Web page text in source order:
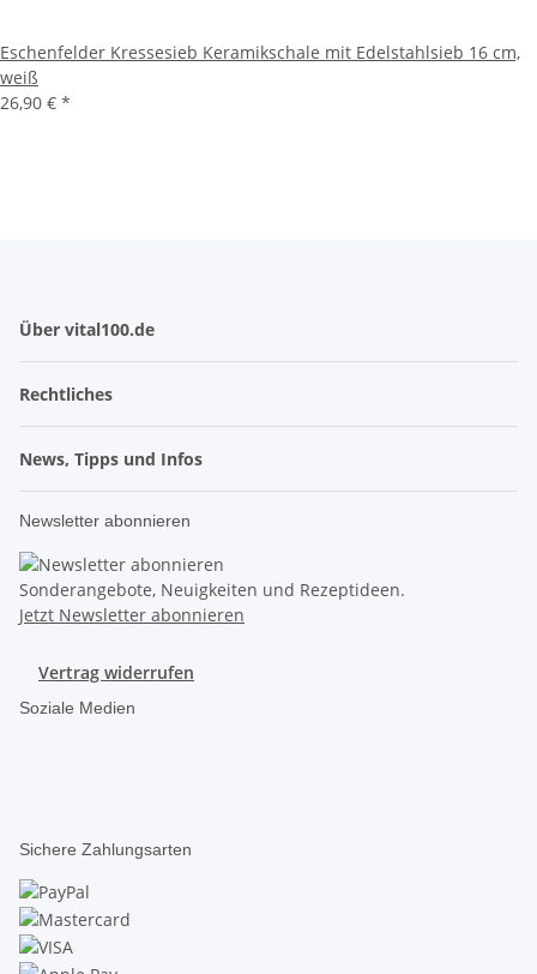
Eschenfelder Kressesieb Keramikschale mit Edelstahlsieb 16 cm,
weiß
26,90 € *
Über vital100.de
Rechtliches
News, Tipps und Infos
Newsletter abonnieren
Sonderangebote, Neuigkeiten und Rezeptideen.
Jetzt Newsletter abonnieren
Vertrag widerrufen
Soziale Medien
Sichere Zahlungsarten